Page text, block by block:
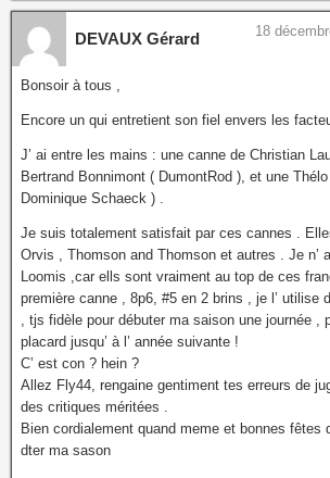
DEVAUX Gérard 18
Bonsoir à tous ,
Encore un qui entretient son fiel envers les
J’ ai entre les mains : une canne de Christian
Bertrand Bonnimont ( DumontRod ), et une
Dominique Schaeck ) .
Je suis totalement satisfait par ces cannes .
Orvis , Thomson and Thomson et autres . Je n’
Loomis ,car ells sont vraiment au top de ces
première canne , 8p6, #5 en 2 brins , je l’ utilise
, tjs fidèle pour débuter ma saison une journée ,
placard jusqu’ à l’ année suivante !
C’ est con ? hein ?
Allez Fly44, rengaine gentiment tes erreurs de
des critiques méritées .
Bien cordialement quand meme et bonnes fêtes
dter ma sason